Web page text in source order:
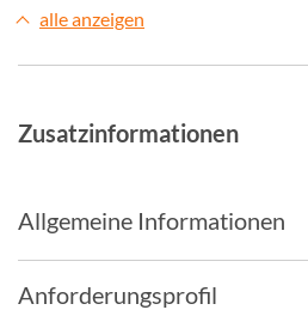
alle anzeigen
Zusatzinformationen
Allgemeine Informationen
Anforderungsprofil